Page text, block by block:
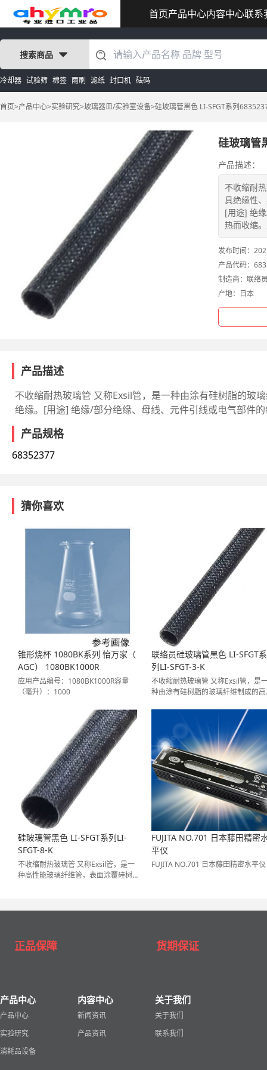
首页产品中心内容中心联系
搜索商品
冷却器 试验筛 棉签 雨刷 滤纸 封口机 砝码
首页>产品中心>实验研究>玻璃器皿/实验室设备>硅玻璃管黑色 LI-SFGT系列
硅玻璃管
产品描述：
不收缩耐
具绝缘性
[用途] 绝
热而收缩
发布时间：
产品代码：
制造商： 联络
产地： 日本
产品描述
不收缩耐热玻璃管 又称Exsil管，是一种由涂有硅树脂的玻
绝缘。[用途] 绝缘/部分绝缘、母线、元件引线或电气部件
产品规格
68352377
猜你喜欢
锥形烧杯 1080BK系列 怡万家（
AGC） 1080BK1000R
应用产品编号：1080BK1000R容量
（毫升）：1000
联络员硅玻璃管黑色 LI-SFGT系
列LI-SFGT-3-K
不收缩耐热玻璃管 又称Exsil管，是
种由涂有硅树脂的玻璃纤维制成的
其耐热温度高达200°C，因此可用于
温部件的绝缘。[用途] 绝缘/部分绝
缘、母线、元件引线或电气部件的
等。*请注意，它不会因受热而收缩
用途部件编号：LI-SFGT-3-K
硅玻璃管黑色 LI-SFGT系列LI-
SFGT-8-K
不收缩耐热玻璃管 又称Exsil管，是一
种高性能玻璃纤维管，表面涂覆硅树
品编号：LI-SFGT-8-K
FUJITA NO.701 日本藤田精密
平仪
FUJITA NO.701 日本藤田精密水平仪
正品保障 货期保证
产品中心
产品中心
实验研究
消耗品设备
内容中心
新闻资讯
产品资讯
关于我们
关于我们
联系我们